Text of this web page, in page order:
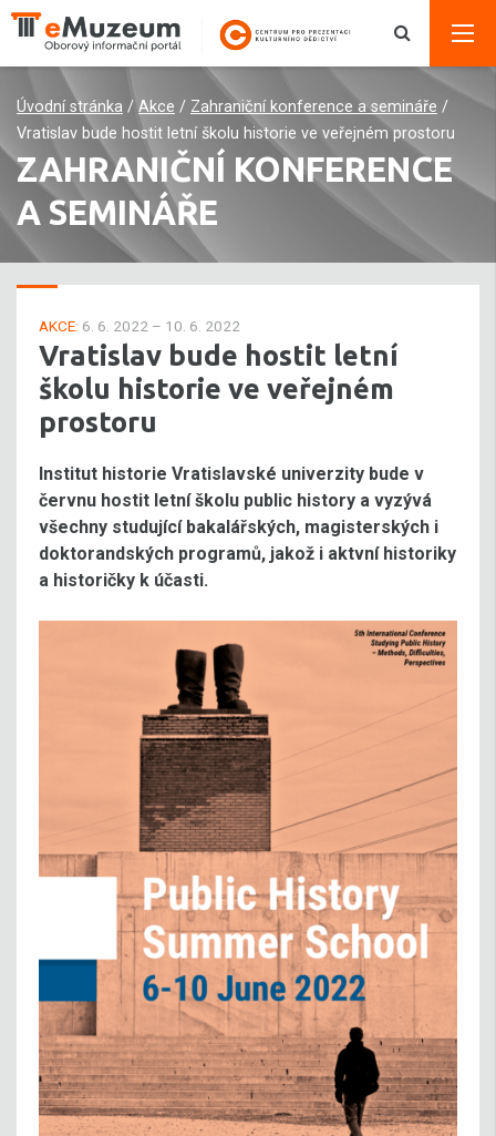
Úvodní stránka / Akce / Zahraniční konference a semináře /
Vratislav bude hostit letní školu historie ve veřejném prostoru
ZAHRANIČNÍ KONFERENCE
A SEMINÁŘE
AKCE: 6. 6. 2022 – 10. 6. 2022
Vratislav bude hostit letní
školu historie ve veřejném
prostoru
Institut historie Vratislavské univerzity bude v
červnu hostit letní školu public history a vyzývá
všechny studující bakalářských, magisterských i
doktorandských programů, jakož i aktvní historiky
a historičky k účasti.